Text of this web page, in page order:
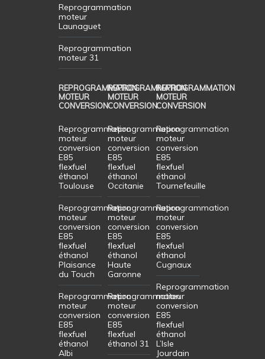
Reprogrammation
moteur
Launaguet
Reprogrammation
moteur 31
REPROGRAMMATION
MOTEUR
CONVERSION
Reprogrammation
moteur
conversion
E85
flexfuel
éthanol
Toulouse
Reprogrammation
moteur
conversion
E85
flexfuel
éthanol
Plaisance
du Touch
Reprogrammation
moteur
conversion
E85
flexfuel
éthanol
Albi
REPROGRAMMATION
MOTEUR
CONVERSION
Reprogrammation
moteur
conversion
E85
flexfuel
éthanol
Occitanie
Reprogrammation
moteur
conversion
E85
flexfuel
éthanol
Haute
Garonne
Reprogrammation
moteur
conversion
E85
flexfuel
éthanol 31
REPROGRAMMATION
MOTEUR
CONVERSION
Reprogrammation
moteur
conversion
E85
flexfuel
éthanol
Tournefeuille
Reprogrammation
moteur
conversion
E85
flexfuel
éthanol
Cugnaux
Reprogrammation
moteur
conversion
E85
flexfuel
éthanol
L’Isle
Jourdain